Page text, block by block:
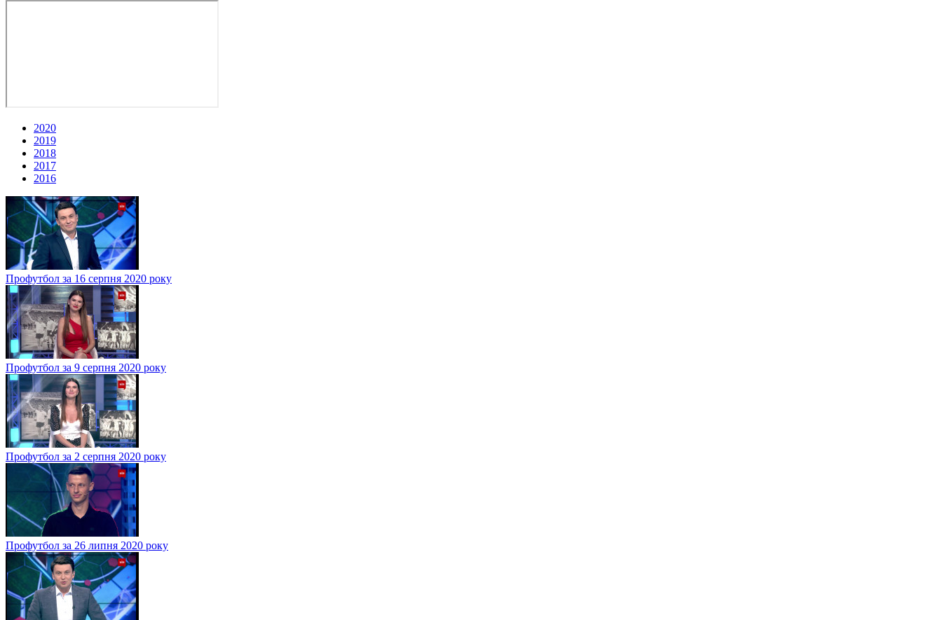
2020
2019
2018
2017
2016
Профутбол за 16 серпня 2020 року
Профутбол за 9 серпня 2020 року
Профутбол за 2 серпня 2020 року
Профутбол за 26 липня 2020 року